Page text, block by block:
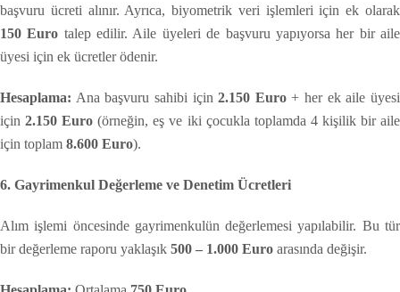
başvuru ücreti alınır. Ayrıca, biyometrik veri işlemleri için ek olarak
150 Euro talep edilir. Aile üyeleri de başvuru yapıyorsa her bir aile
üyesi için ek ücretler ödenir.
Hesaplama: Ana başvuru sahibi için2.150 Euro+ her ek aile üyesi
için2.150 Euro (örneğin, eş ve iki çocukla toplamda 4 kişilik bir aile
için toplam 8.600 Euro).
6. Gayrimenkul Değerleme ve Denetim Ücretleri
Alım işlemi öncesinde gayrimenkulün değerlemesi yapılabilir. Bu tür
bir değerleme raporu yaklaşık 500 – 1.000 Euro arasında değişir.